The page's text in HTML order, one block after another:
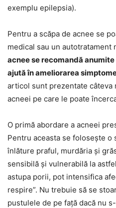
exemplu epilepsia).
Pentru a scăpa de acnee se
medical sau un autotratament
acnee se recomandă anumite
ajută în ameliorarea
articol sunt prezentate
acneei pe care le poate
O primă abordare a acneei
Pentru aceasta se folosește
înlăture praful, murdăria și
sensibilă și vulnerabilă la
astupa porii, pot intensifica
respire”. Nu trebuie să se
pustulele de pe față dacă nu